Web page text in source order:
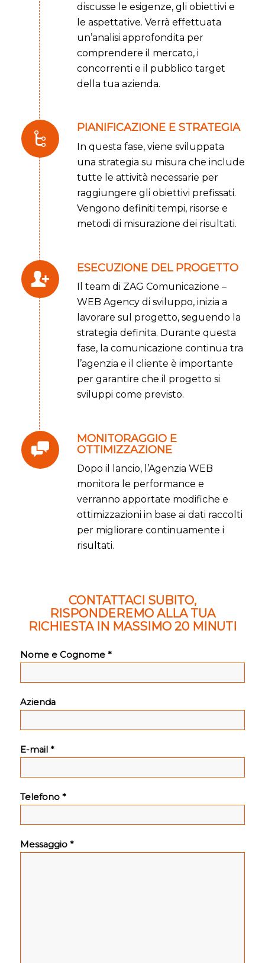
discusse le esigenze, gli obiettivi e
le aspettative. Verrà effettuata
un’analisi approfondita per
comprendere il mercato, i
concorrenti e il pubblico target
della tua azienda.
PIANIFICAZIONE E STRATEGIA
In questa fase, viene sviluppata
una strategia su misura che include
tutte le attività necessarie per
raggiungere gli obiettivi prefissati.
Vengono definiti tempi, risorse e
metodi di misurazione dei risultati.
ESECUZIONE DEL PROGETTO
Il team di ZAG Comunicazione –
WEB Agency di sviluppo, inizia a
lavorare sul progetto, seguendo la
strategia definita. Durante questa
fase, la comunicazione continua tra
l’agenzia e il cliente è importante
per garantire che il progetto si
sviluppi come previsto.
MONITORAGGIO E
OTTIMIZZAZIONE
Dopo il lancio, l’Agenzia WEB
monitora le performance e
verranno apportate modifiche e
ottimizzazioni in base ai dati raccolti
per migliorare continuamente i
risultati.
CONTATTACI SUBITO,
RISPONDEREMO ALLA TUA
RICHIESTA IN MASSIMO 20 MINUTI
Nome e Cognome *
Azienda
E-mail *
Telefono *
Messaggio *